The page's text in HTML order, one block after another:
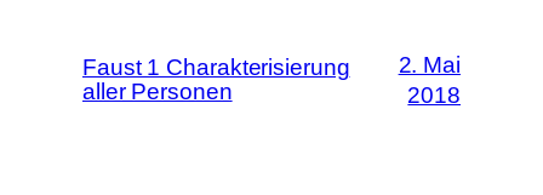
Faust 1 Charakterisierung
aller Personen
2. Mai
2018